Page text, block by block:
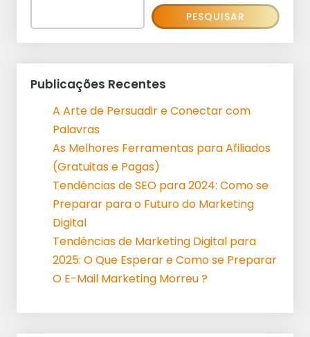
PESQUISAR
Publicações Recentes
A Arte de Persuadir e Conectar com
Palavras
As Melhores Ferramentas para Afiliados
(Gratuitas e Pagas)
Tendências de SEO para 2024: Como se
Preparar para o Futuro do Marketing
Digital
Tendências de Marketing Digital para
2025: O Que Esperar e Como se Preparar
O E-Mail Marketing Morreu ?